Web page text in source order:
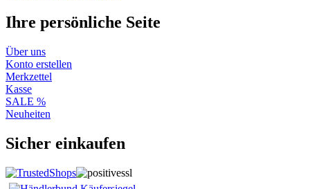
Ihre persönliche Seite
Über uns
Konto erstellen
Merkzettel
Kasse
SALE %
Neuheiten
Sicher einkaufen